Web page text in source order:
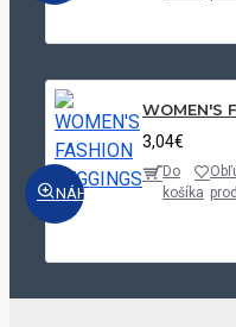
NÁHĽAD
WOMEN'S
3,04€
Do
košíka